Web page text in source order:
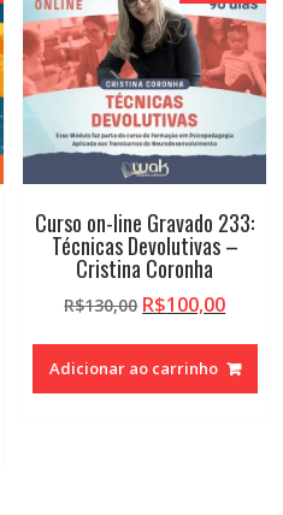
Curso on-line Gravado 233:
Técnicas Devolutivas –
Cristina Coronha
R$130,00 O
original
era:
R$100,00O
atual
é:
Adicionar ao carrinho